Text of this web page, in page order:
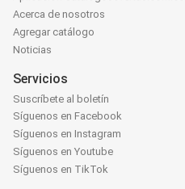
Acerca de nosotros
Agregar catálogo
Noticias
Servicios
Suscríbete al boletín
Síguenos en Facebook
Síguenos en Instagram
Síguenos en Youtube
Síguenos en TikTok